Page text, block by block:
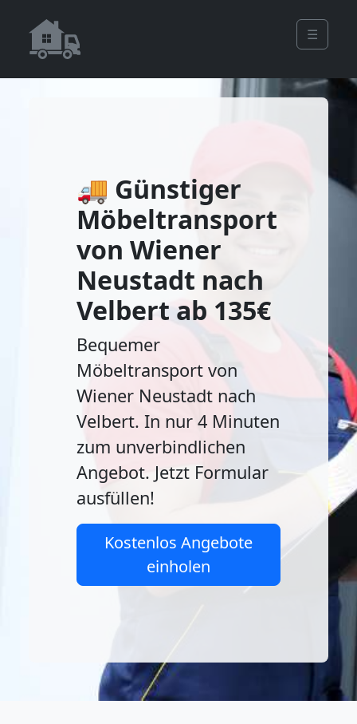
☰
🚚 Günstiger
Möbeltransport
von Wiener
Neustadt nach
Velbert ab 135€
Bequemer
Möbeltransport von
Wiener Neustadt nach
Velbert. In nur 4 Minuten
zum unverbindlichen
Angebot. Jetzt Formular
ausfüllen!
Kostenlos Angebote
einholen